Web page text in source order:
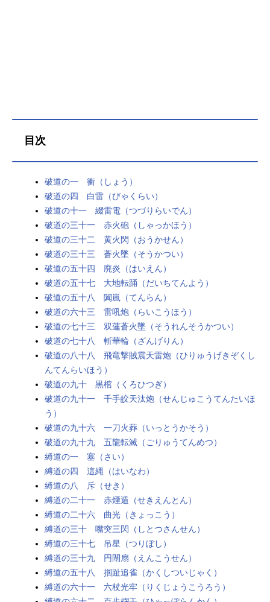
目次
破道の一 衝（しょう）
破道の四 白雷（びゃくらい）
破道の十一 綴雷電（つづりらいでん）
破道の三十一 赤火砲（しゃっかほう）
破道の三十二 黄火閃（おうかせん）
破道の三十三 蒼火墜（そうかつい）
破道の五十四 廃炎（はいえん）
破道の五十七 大地転踊（だいちてんよう）
破道の五十八 闐嵐（てんらん）
破道の六十三 雷吼炮（らいこうほう）
破道の七十三 双蓮蒼火墜（そうれんそうかつい）
破道の七十八 斬華輪（ざんげりん）
破道の八十八 飛竜撃賊震天雷炮（ひりゅうげきぞくし
んてんらいほう）
破道の九十 黒棺（くろひつぎ）
破道の九十一 千手皎天汰炮（せんじゅこうてんたいほ
う）
破道の九十六 一刀火葬（いっとうかそう）
破道の九十九 五龍転滅（ごりゅうてんめつ）
縛道の一 塞（さい）
縛道の四 這縄（はいなわ）
縛道の八 斥（せき）
縛道の二十一 赤煙遁（せきえんとん）
縛道の二十六 曲光（きょっこう）
縛道の三十 嘴突三閃（しとつさんせん）
縛道の三十七 吊星（つりぼし）
縛道の三十九 円閘扇（えんこうせん）
縛道の五十八 掴趾追雀（かくしついじゃく）
縛道の六十一 六杖光牢（りくじょうこうろう）